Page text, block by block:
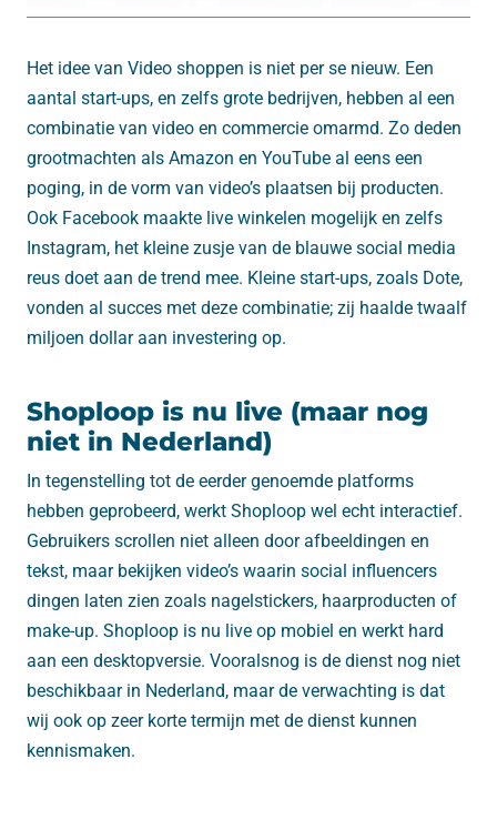
Het idee van Video shoppen is niet per se nieuw. Een
aantal start-ups, en zelfs grote bedrijven, hebben al een
combinatie van video en commercie omarmd. Zo deden
grootmachten als Amazon en YouTube al eens een
poging, in de vorm van video’s plaatsen bij producten.
Ook Facebook maakte live winkelen mogelijk en zelfs
Instagram, het kleine zusje van de blauwe social media
reus doet aan de trend mee. Kleine start-ups, zoals Dote,
vonden al succes met deze combinatie; zij haalde twaalf
miljoen dollar aan investering op.
Shoploop is nu live (maar nog
niet in Nederland)
In tegenstelling tot de eerder genoemde platforms
hebben geprobeerd, werkt Shoploop wel echt interactief.
Gebruikers scrollen niet alleen door afbeeldingen en
tekst, maar bekijken video’s waarin social influencers
dingen laten zien zoals nagelstickers, haarproducten of
make-up. Shoploop is nu live op mobiel en werkt hard
aan een desktopversie. Vooralsnog is de dienst nog niet
beschikbaar in Nederland, maar de verwachting is dat
wij ook op zeer korte termijn met de dienst kunnen
kennismaken.